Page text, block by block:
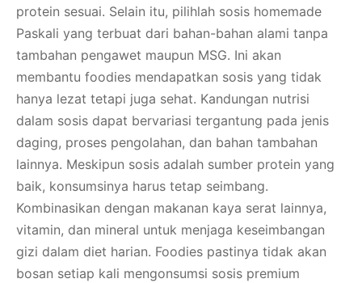
protein sesuai. Selain itu, pilihlah sosis homemade
Paskali yang terbuat dari bahan-bahan alami tanpa
tambahan pengawet maupun MSG. Ini akan
membantu foodies mendapatkan sosis yang tidak
hanya lezat tetapi juga sehat. Kandungan nutrisi
dalam sosis dapat bervariasi tergantung pada jenis
daging, proses pengolahan, dan bahan tambahan
lainnya. Meskipun sosis adalah sumber protein yang
baik, konsumsinya harus tetap seimbang.
Kombinasikan dengan makanan kaya serat lainnya,
vitamin, dan mineral untuk menjaga keseimbangan
gizi dalam diet harian. Foodies pastinya tidak akan
bosan setiap kali mengonsumsi sosis premium